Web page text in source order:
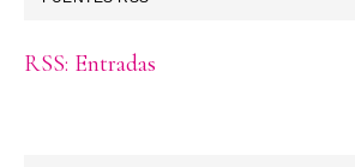
RSS: Entradas